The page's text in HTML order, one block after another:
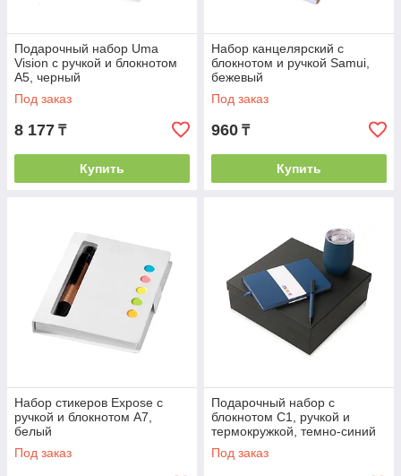
Подарочный набор Uma
Vision с ручкой и блокнотом
А5, черный
Под заказ
8 177 ₸
Купить
Набор канцелярский с
блокнотом и ручкой Samui,
бежевый
Под заказ
960 ₸
Купить
Набор стикеров Expose с
ручкой и блокнотом А7,
белый
Под заказ
Подарочный набор c
блокнотом C1, ручкой и
термокружкой, темно-синий
Под заказ